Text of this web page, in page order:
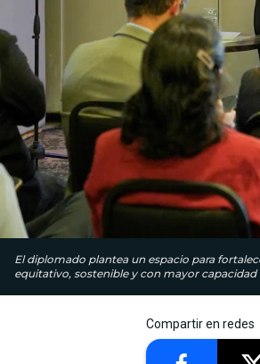
El diplomado plantea un espacio para
equitativo, sostenible y con mayor
Compartir en redes